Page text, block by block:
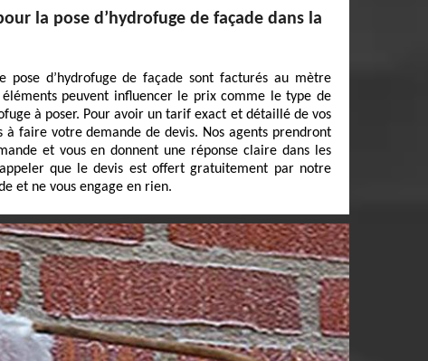
la pose d’hydrofuge de façade dans la
pose d’hydrofuge de façade sont facturés au mètre
peuvent influencer le prix comme le type de
à poser. Pour avoir un tarif exact et détaillé de vos
à faire votre demande de devis. Nos agents prendront
et vous en donnent une réponse claire dans les
que le devis est offert gratuitement par notre
et ne vous engage en rien.